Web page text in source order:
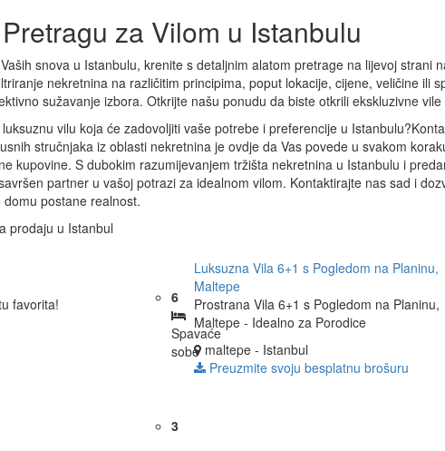
za Vilom u Istanbulu
snova u Istanbulu, krenite s detaljnim alatom pretrage na lijevoj strani
nekretnina na različitim principima, poput lokacije, cijene, veličine ili
sužavanje izbora. Otkrijte našu ponudu da biste otkrili ekskluzivne
vilu koja će zadovoljiti vaše potrebe i preferencije u
stručnjaka iz oblasti nekretnina je ovdje da Vas povede u svakom
kupovine. S dubokim razumijevanjem tržišta nekretnina u Istanbulu i
partner u vašoj potrazi za idealnom vilom. Kontaktirajte nas sad i
postane realnost.
prodaju u Istanbul
favorita!
6
Spavaće
sobe
3
Luksuzna Vila 6+1 s Pogledom na Planinu,
Maltepe
Prostrana Vila 6+1 s Pogledom na Planinu,
Maltepe - Idealno za Porodice
maltepe - Istanbul
Preuzmite svoju besplatnu brošuru